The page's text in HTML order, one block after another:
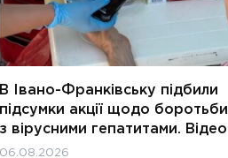
В Івано-Франківську підбили
підсумки акції щодо боротьби
з вірусними гепатитами. Відео
06.08.2026